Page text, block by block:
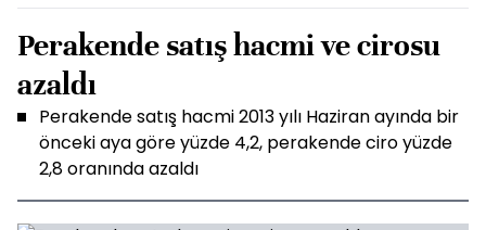
Perakende satış hacmi ve cirosu
azaldı
Perakende satış hacmi 2013 yılı Haziran ayında bir
önceki aya göre yüzde 4,2, perakende ciro yüzde
2,8 oranında azaldı